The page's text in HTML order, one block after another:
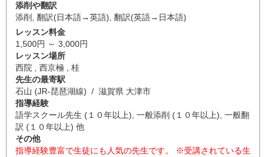
添削や翻訳
添削 , 翻訳(日本語→英語), 翻訳(英語→日本語)
レッスン料金
1,500円 ～ 3,000円
レッスン場所
西院 , 西京極 , 桂
先生の最寄駅
石山 (JR-琵琶湖線) / 滋賀県 大津市
指導経験
語学スクール先生 (１０年以上), 一般添削 (１０年以上), 一般翻
訳 (１０年以上) 他
その他
指導経験豊富で生徒にも人気の先生です。 ※受講されている生